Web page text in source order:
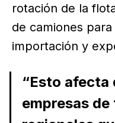
rotación de la
de camiones
importación y
“Esto afecta
empresas